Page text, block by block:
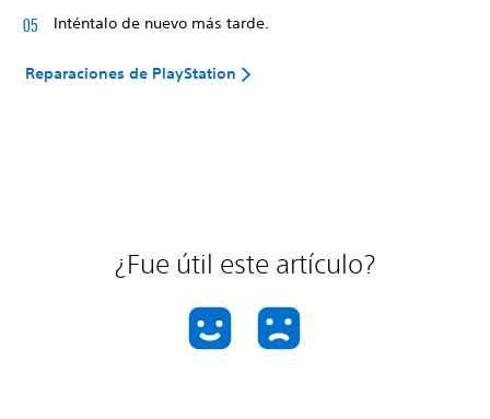
Inténtalo de nuevo más tarde.
Reparaciones de PlayStation
¿Fue útil este artículo?